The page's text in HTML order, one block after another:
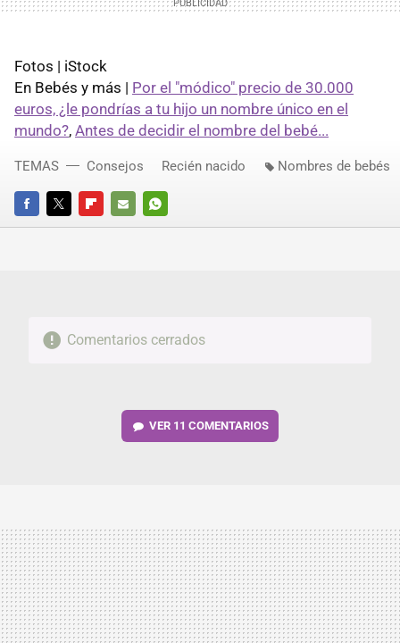
Fotos | iStock
En Bebés y más | Por el "módico" precio de 30.000
euros, ¿le pondrías a tu hijo un nombre único en el
mundo?, Antes de decidir el nombre del bebé...
FACEBOOKTWITTERFLIPBOARD
E-
WHATSAPP
TEMAS Consejos Recién nacido Nombres de bebés
Comentarios cerrados
VER 11 COMENTARIOS